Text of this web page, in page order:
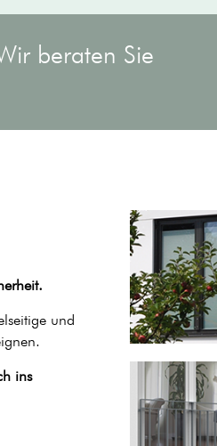
beraten Sie
und
ins